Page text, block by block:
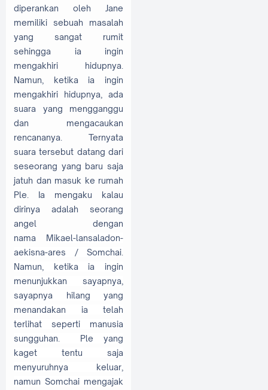
diperankan oleh Jane
memiliki sebuah masalah
yang sangat rumit
sehingga ia ingin
mengakhiri hidupnya.
Namun, ketika ia ingin
mengakhiri hidupnya, ada
suara yang mengganggu
dan mengacaukan
rencananya. Ternyata
suara tersebut datang dari
seseorang yang baru saja
jatuh dan masuk ke rumah
Ple. Ia mengaku kalau
dirinya adalah seorang
angel dengan
nama
Mikael-lansaladon-
aekisna-ares / Somchai.
Namun, ketika ia ingin
menunjukkan sayapnya,
sayapnya hilang yang
menandakan ia telah
terlihat seperti manusia
sungguhan. Ple yang
kaget tentu saja
menyuruhnya keluar,
namun Somchai mengajak